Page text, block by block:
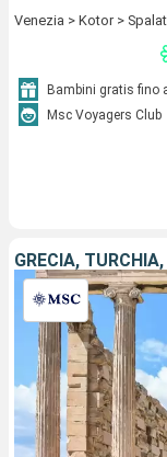
Venezia > Kotor >
Bambini gratis fino
Msc Voyagers Club
GRECIA,